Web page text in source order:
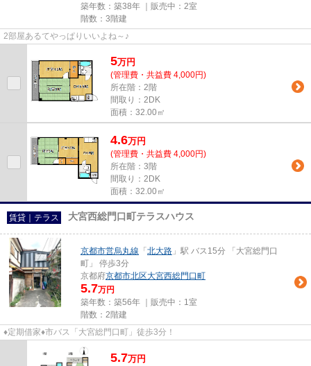
築年数：築38年 ｜販売中： 2室
階数：3階建
2部屋あるてやっぱりいいよね～♪
5万円
(管理費・共益費 4,000円)
所在階：2階
間取り：2DK
面積：32.00㎡
4.6万円
(管理費・共益費 4,000円)
所在階：3階
間取り：2DK
面積：32.00㎡
賃貸｜テラス 大宮西総門口町テラスハウス
京都市営烏丸線 「 北大路 」駅 バス15分 「大宮総門口
町」 停歩3分
京都府京都市北区大宮西総門口町
5.7万円
築年数：築56年 ｜販売中： 1室
階数：2階建
♦定期借家♦市バス「大宮総門口町」徒歩3分！
5.7万円